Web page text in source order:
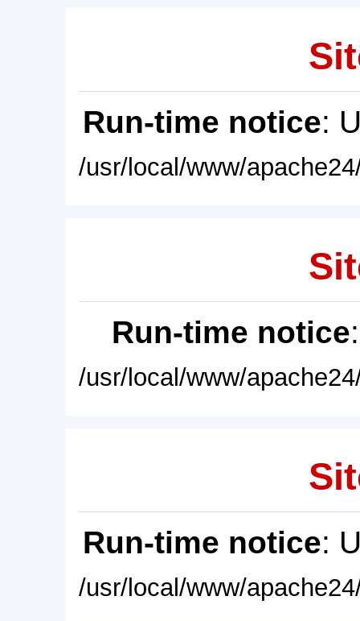
Run-time notice:
/usr/local/www/
Run-time notice
/usr/local/www/
Run-time notice:
/usr/local/www/